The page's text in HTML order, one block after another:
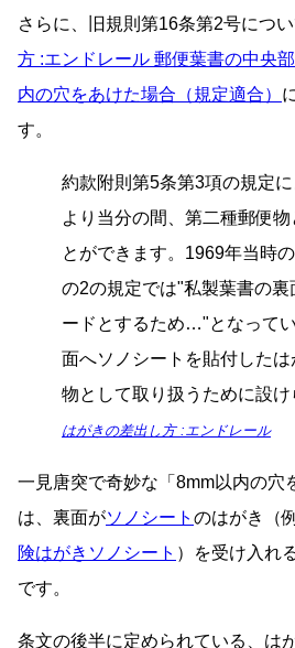
さらに、旧規則第16条第2号につい
方 :エンドレール 郵便葉書の中央
内の穴をあけた場合（規定適合）
す。
約款附則第5条第3項の規定
より当分の間、第二種郵便物
とができます。1969年当時
の2の規定では"私製葉書の裏
ードとするため…"となって
面へソノシートを貼付した
物として取り扱うために設け
はがきの差出し方 :エンドレール
一見唐突で奇妙な「8mm以内の穴
は、裏面がソノシート のはがき（
険はがきソノシート ）を受け入れ
です。
条文の後半に定められている、は